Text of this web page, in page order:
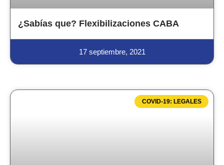
¿Sabías que? Flexibilizaciones CABA
17 septiembre, 2021
COVID-19: LEGALES